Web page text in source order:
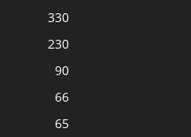
330
230
90
66
65